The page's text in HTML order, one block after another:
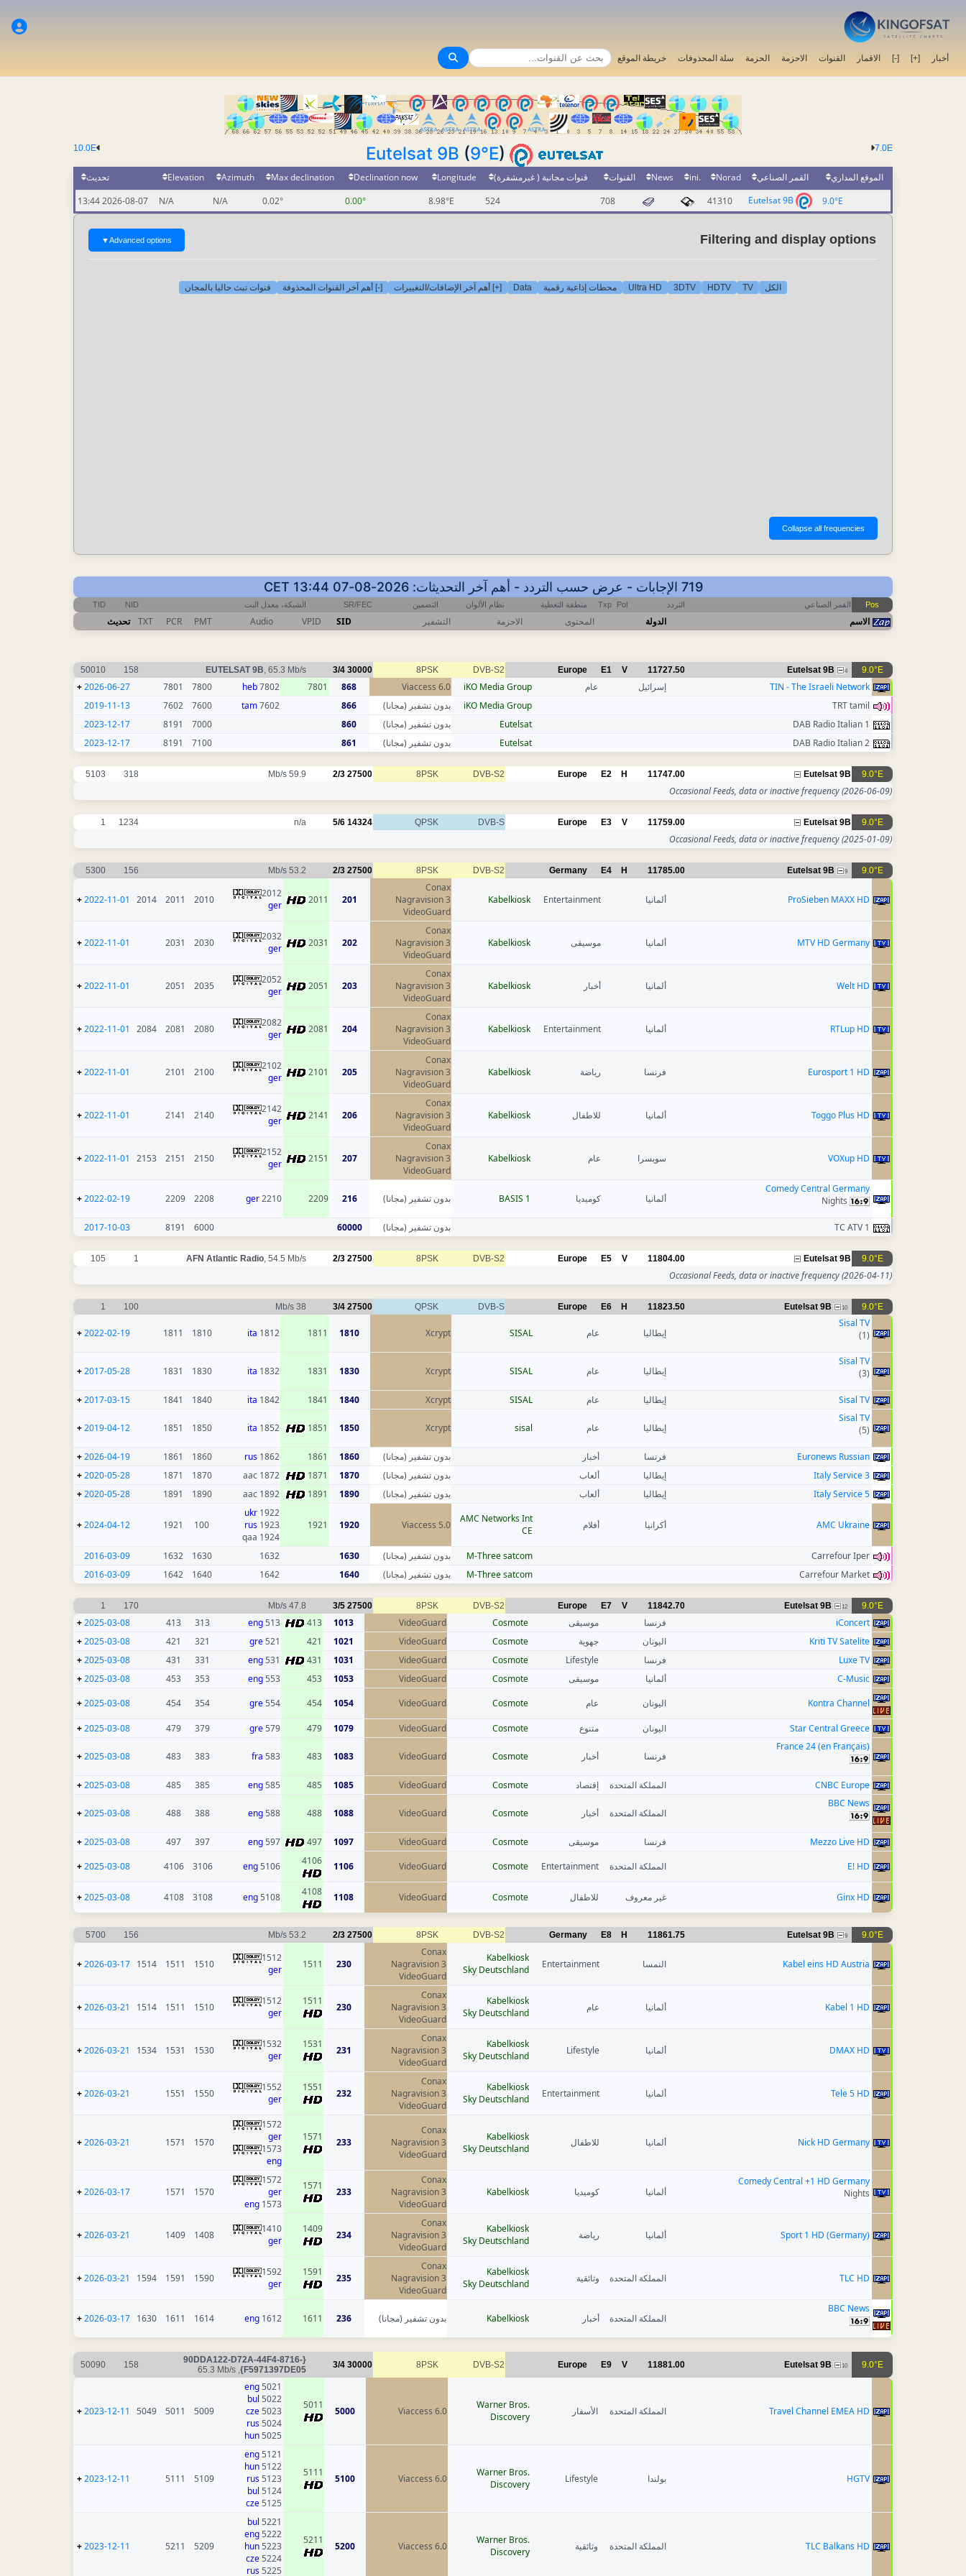
أخبار [+]
[-] الاقمار القنوات الاحزمة الحزمة سلة المحذوفات خريطة الموقع
7.0E
10.0E Eutelsat 9B (9°E)
الموقع المداري القمر الصناعي Norad
.ini
News القنوات قنوات مجانية ( غيرمشفرة) Longitude
Declination now
Max declination
Azimuth
Elevation
تحديث
9.0°E
Eutelsat 9B
41310
708
524
8.98°E
0.00°
0.02°
N/A
N/A
2026-08-07 13:44
Filtering and display options
Advanced options
▼
الكل TV
HDTV
3DTV
Ultra HD محطات إذاعية رقمية Data [+] أهم آخر الإضافات/التغييرات [-] أهم آخر القنوات المحذوفة قنوات تبث حاليا بالمجان
719 الإجابات - عرض حسب التردد - أهم آخر التحديثات: 2026-08-07 13:44 CET
Pos القمر الصناعي التردد Pol
Txp منطقة التغطية نظام الألوان التضمين SR/FEC الشبكة، معدل البت NID
TID
الاسم الدولة المحتوى الاحزمة التشفير SID
VPID
Audio
PMT
PCR
TXT تحديث
9.0°E
Eutelsat 9B 4
11727.50
V
E1
Europe
DVB-S2
8PSK
30000
3/4
EUTELSAT 9B , 65.3 Mb/s
158
50010
TIN - The Israeli Network إسرائيل عام iKO Media Group
Viaccess 6.0
868
7801
7802
heb
7800
7801
2026-06-27
+
TRT tamil
iKO Media Group بدون تشفير (مجانا) 866
7602
tam
7600
7602
2019-11-13
DAB Radio Italian 1
Eutelsat بدون تشفير (مجانا) 860
7000
8191
2023-12-17
DAB Radio Italian 2
Eutelsat بدون تشفير (مجانا) 861
7100
8191
2023-12-17
9.0°E
Eutelsat 9B
11747.00
H
E2
Europe
DVB-S2
8PSK
27500
2/3
59.9 Mb/s
318
5103
Occasional Feeds, data or inactive frequency(2026-06-09)
9.0°E
Eutelsat 9B
11759.00
V
E3
Europe
DVB-S
QPSK
14324
5/6
n/a
1234
1
Occasional Feeds, data or inactive frequency(2025-01-09)
9.0°E
Eutelsat 9B 9
11785.00
H
E4
Germany
DVB-S2
8PSK
27500
2/3
53.2 Mb/s
156
5300
ProSieben MAXX HD ألمانيا Entertainment
Kabelkiosk
Conax
Nagravision 3
VideoGuard
201
2011
2012
ger
2010
2011
2014
2022-11-01
+
MTV HD Germany ألمانيا موسيقى Kabelkiosk
Conax
Nagravision 3
VideoGuard
202
2031
2032
ger
2030
2031
2022-11-01
+
Welt HD ألمانيا أخبار Kabelkiosk
Conax
Nagravision 3
VideoGuard
203
2051
2052
ger
2035
2051
2022-11-01
+
RTLup HD ألمانيا Entertainment
Kabelkiosk
Conax
Nagravision 3
VideoGuard
204
2081
2082
ger
2080
2081
2084
2022-11-01
+
Eurosport 1 HD فرنسا رياضة Kabelkiosk
Conax
Nagravision 3
VideoGuard
205
2101
2102
ger
2100
2101
2022-11-01
+
Toggo Plus HD ألمانيا للاطفال Kabelkiosk
Conax
Nagravision 3
VideoGuard
206
2141
2142
ger
2140
2141
2022-11-01
+
VOXup HD سويسرا عام Kabelkiosk
Conax
Nagravision 3
VideoGuard
207
2151
2152
ger
2150
2151
2153
2022-11-01
+
Comedy Central Germany
ألمانيا كوميديا BASIS 1 بدون تشفير (مجانا) 216
2209
2210
ger
2208
2209
2022-02-19
+
TC ATV 1 بدون تشفير (مجانا) 60000
6000
8191
2017-10-03
9.0°E
Eutelsat 9B
11804.00
V
E5
Europe
DVB-S2
8PSK
27500
2/3
AFN Atlantic Radio , 54.5 Mb/s
1
105
Occasional Feeds, data or inactive frequency(2026-04-11)
9.0°E
Eutelsat 9B 10
11823.50
H
E6
Europe
DVB-S
QPSK
27500
3/4
38 Mb/s
100
1
Sisal TV
(1)
إيطاليا عام SISAL
Xcrypt
1810
1811
1812
ita
1810
1811
2022-02-19
+
Sisal TV
(3)
إيطاليا عام SISAL
Xcrypt
1830
1831
1832
ita
1830
1831
2017-05-28
+
Sisal TV إيطاليا عام SISAL
Xcrypt
1840
1841
1842
ita
1840
1841
2017-03-15
+
Sisal TV
(5)
إيطاليا عام sisal
Xcrypt
1850
1851
1852
ita
1850
1851
2019-04-12
+
Euronews Russian فرنسا أخبار بدون تشفير (مجانا) 1860
1861
1862
rus
1860
1861
2026-04-19
+
Italy Service 3
إيطاليا ألعاب بدون تشفير (مجانا) 1870
1871
1872 aac
1870
1871
2020-05-28
+
Italy Service 5
إيطاليا ألعاب بدون تشفير (مجانا) 1890
1891
1892 aac
1890
1891
2020-05-28
+
AMC Ukraine أكرانيا أفلام
AMC Networks Int
CE
Viaccess 5.0
1920
1921
1922
ukr
1923
rus
1924 qaa
100
1921
2024-04-12
+
Carrefour Iper
M-Three satcom بدون تشفير (مجانا) 1630
1632
1630
1632
2016-03-09
Carrefour Market
M-Three satcom بدون تشفير (مجانا) 1640
1642
1640
1642
2016-03-09
9.0°E
Eutelsat 9B 12
11842.70
V
E7
Europe
DVB-S2
8PSK
27500
3/5
47.8 Mb/s
170
1
iConcert فرنسا موسيقى Cosmote
VideoGuard
1013
413
513
eng
313
413
2025-03-08
+
Kriti TV Satelite
اليونان جهوية Cosmote
VideoGuard
1021
421
521
gre
321
421
2025-03-08
+
Luxe TV
فرنسا Lifestyle
Cosmote
VideoGuard
1031
431
531
eng
331
431
2025-03-08
+
C-Music
ألمانيا موسيقى Cosmote
VideoGuard
1053
453
553
eng
353
453
2025-03-08
+
Kontra Channel
اليونان عام Cosmote
VideoGuard
1054
454
554
gre
354
454
2025-03-08
+
Star Central Greece اليونان متنوع Cosmote
VideoGuard
1079
479
579
gre
379
479
2025-03-08
+
France 24 (en Français)
فرنسا
أخبار Cosmote
VideoGuard
1083
483
583
fra
383
483
2025-03-08
+
CNBC Europe المملكة المتحدة إقتصاد Cosmote
VideoGuard
1085
485
585
eng
385
485
2025-03-08
+
BBC News
المملكة المتحدة
أخبار Cosmote
VideoGuard
1088
488
588
eng
388
488
2025-03-08
+
Mezzo Live HD فرنسا موسيقى Cosmote
VideoGuard
1097
497
597
eng
397
497
2025-03-08
+
E! HD
المملكة المتحدة Entertainment
Cosmote
VideoGuard
1106
4106
5106
eng
3106
4106
2025-03-08
+
Ginx HD غير معروف للاطفال Cosmote
VideoGuard
1108
4108
5108
eng
3108
4108
2025-03-08
+
9.0°E
Eutelsat 9B 9
11861.75
H
E8
Germany
DVB-S2
8PSK
27500
2/3
53.2 Mb/s
156
5700
Kabel eins HD Austria النمسا Entertainment
Kabelkiosk
Sky Deutschland
Conax
Nagravision 3
VideoGuard
230
1511
1512
ger
1510
1511
1514
2026-03-17
+
Kabel 1 HD ألمانيا عام
Kabelkiosk
Sky Deutschland
Conax
Nagravision 3
VideoGuard
230
1511
1512
ger
1510
1511
1514
2026-03-21
+
DMAX HD ألمانيا Lifestyle
Kabelkiosk
Sky Deutschland
Conax
Nagravision 3
VideoGuard
231
1531
1532
ger
1530
1531
1534
2026-03-21
+
Tele 5 HD ألمانيا Entertainment
Kabelkiosk
Sky Deutschland
Conax
Nagravision 3
VideoGuard
232
1551
1552
ger
1550
1551
2026-03-21
+
Nick HD Germany ألمانيا للاطفال
Kabelkiosk
Sky Deutschland
Conax
Nagravision 3
VideoGuard
233
1571
1572
ger
1573
eng
1570
1571
2026-03-21
+
Comedy Central +1 HD Germany
Nights
ألمانيا كوميديا Kabelkiosk
Conax
Nagravision 3
VideoGuard
233
1571
1572
ger
1573
eng
1570
1571
2026-03-17
+
Sport 1 HD (Germany) ألمانيا رياضة
Kabelkiosk
Sky Deutschland
Conax
Nagravision 3
VideoGuard
234
1409
1410
ger
1408
1409
2026-03-21
+
TLC HD المملكة المتحدة وثائقية
Kabelkiosk
Sky Deutschland
Conax
Nagravision 3
VideoGuard
235
1591
1592
ger
1590
1591
1594
2026-03-21
+
BBC News
المملكة المتحدة
أخبار Kabelkiosk بدون تشفير (مجانا) 236
1611
1612
eng
1614
1611
1630
2026-03-17
+
9.0°E
Eutelsat 9B 10
11881.00
V
E9
Europe
DVB-S2
8PSK
30000
3/4
{90DDA122-D72A-44F4-8716-
F5971397DE05}
158
50090
Travel Channel EMEA HD المملكة المتحدة الأسفار
Warner Bros.
Discovery
Viaccess 6.0
5000
5011
5021
eng
5022
bul
5023
cze
5024
rus
5025
hun
5009
5011
5049
2023-12-11
+
HGTV بولندا Lifestyle
Warner Bros.
Discovery
Viaccess 6.0
5100
5111
5121
eng
5122
hun
5123
rus
5124
bul
5125
cze
5109
5111
2023-12-11
+
TLC Balkans HD المملكة المتحدة وثائقية
Warner Bros.
Discovery
Viaccess 6.0
5200
5211
5221
bul
5222
eng
5223
hun
5224
cze
5225
rus
5209
5211
2023-12-11
+